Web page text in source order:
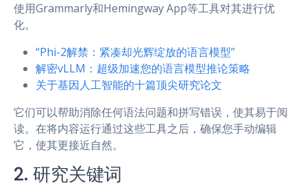
使用Grammarly和Hemingway App等工具对其进行优
化。
“Phi-2解禁：紧凑却光辉绽放的语言模型”
解密vLLM：超级加速您的语言模型推论策略
关于基因人工智能的十篇顶尖研究论文
它们可以帮助消除任何语法问题和拼写错误，使其易于阅
读。在将内容运行通过这些工具之后，确保您手动编辑
它，使其更接近自然。
2. 研究关键词